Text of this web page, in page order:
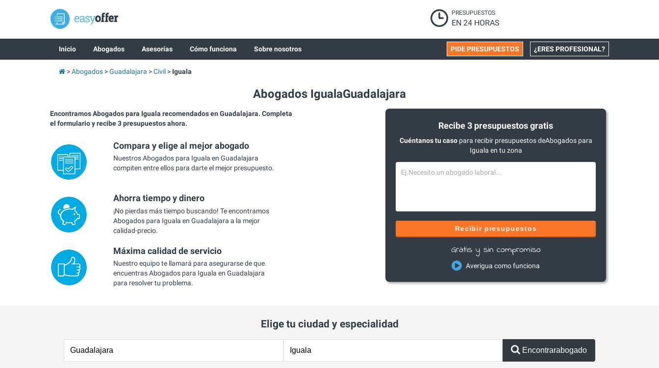
PRESUPUESTOS
EN 24 HORAS
Inicio Abogados Asesorías Cómo funciona Sobre nosotros ¿ERES PROFESIONAL?
PIDE PRESUPUESTOS
Abogados Guadalajara Civil Iguala
Abogados IgualaGuadalajara
Encontramos Abogados para Iguala recomendados en Guadalajara. Completa
el formulario y recibe 3 presupuestos ahora.
Compara y elige al mejor abogado
Nuestros Abogados para Iguala en Guadalajara
compiten entre ellos para darte el mejor presupuesto.
Ahorra tiempo y dinero
¡No pierdas más tiempo buscando! Te encontramos
Abogados para Iguala en Guadalajara a la mejor
calidad-precio.
Máxima calidad de servicio
Nuestro equipo te llamará para asegurarse de que
encuentras Abogados para Iguala en Guadalajara
para resolver tu problema.
Recibe 3 presupuestos gratis
Cuéntanos tu casopara recibir presupuestos deAbogados para
Iguala en tu zona
Recibir presupuestos
Gratis y sin compromiso
Averigua como funciona
Elige tu ciudad y especialidad
Encontrarabogado